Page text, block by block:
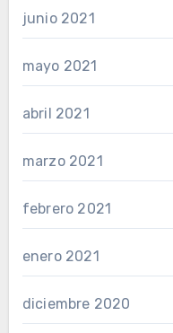
junio 2021
mayo 2021
abril 2021
marzo 2021
febrero 2021
enero 2021
diciembre 2020